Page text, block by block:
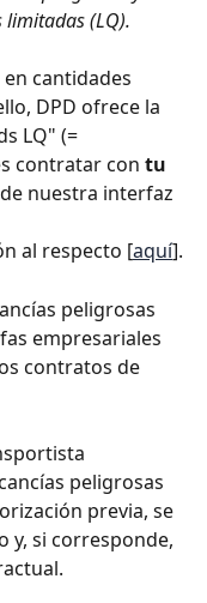
limitadas (LQ).
cantidades
DPD ofrece la
LQ" (=
contratar con tu
nuestra interfaz
al respecto [aquí].
peligrosas
empresariales
contratos de
peligrosas
previa, se
y, si corresponde,